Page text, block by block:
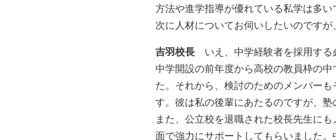
方法や進学指導が優れている私学は多い
次に人材についてお伺いしたいのです
吉羽校長 いえ、中学経験者を採用する
中学開設の前年度から高校の教員枠の
た。それから、検討のためのメンバー
す。彼は私の後輩にあたるのですが、
また、公立校を退職された校長先生に
面で強力にサポートしてもらいました